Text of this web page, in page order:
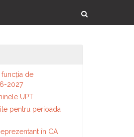
de
2027
UPT
pentru perioada
în CA